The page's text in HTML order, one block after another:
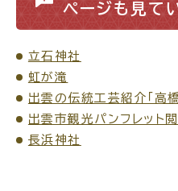
ページも見て
立石神社
虹が滝
出雲の伝統工芸紹介「高
出雲市観光パンフレット閲
長浜神社